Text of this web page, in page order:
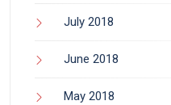
July 2018
June 2018
May 2018